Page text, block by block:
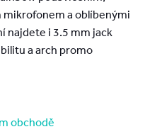
a oblíbenými
najdete i 3.5 mm jack
a arch promo
obchodě